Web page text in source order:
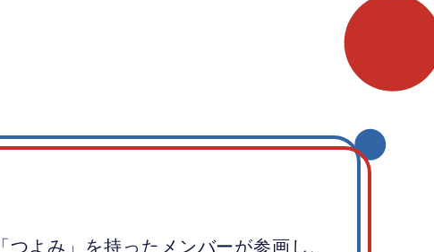
「つよみ」を持ったメンバーが参画し、